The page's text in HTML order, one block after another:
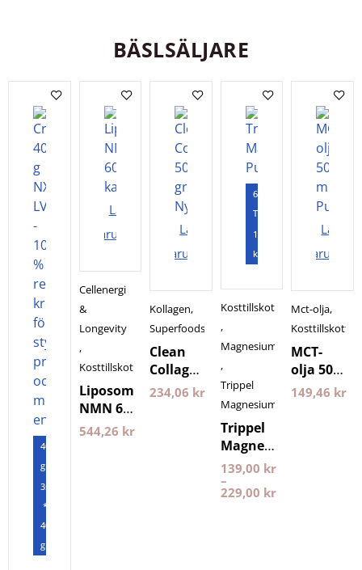
BÄSLSÄLJARE
400
gram
3st
*
400
gram
Lägg i
varukorgen
Cellenergi
&
Longevity
,
Kosttillskott
Liposomal
NMN 60
kapslar
544,26 kr
Lägg i
varukorgen
Kollagen,
Superfoods
Clean
Collagen
500
Nyttoteket
234,06 kr
60
Tabletter
120
kapslar
Kosttillskott
,
Magnesium
,
Trippel
Magnesium
Trippel
Magnesium
Pureness
139,00 kr
–
229,00 kr
Lägg i
Mct-olja,
Kosttillskott
MCT-
olja 500
ml
149,46 kr